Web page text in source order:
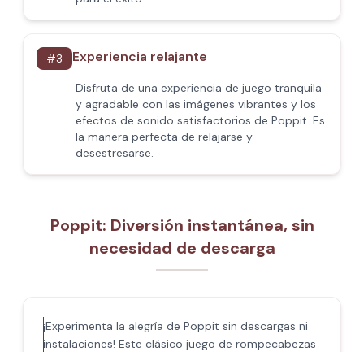
#3 Experiencia relajante
Disfruta de una experiencia de juego tranquila
y agradable con las imágenes vibrantes y los
efectos de sonido satisfactorios de Poppit​. Es
la manera perfecta de relajarse y
desestresarse.
Poppit​: Diversión instantánea, sin
necesidad de descarga
¡Experimenta la alegría de Poppit​ sin descargas ni
instalaciones! Este clásico juego de rompecabezas